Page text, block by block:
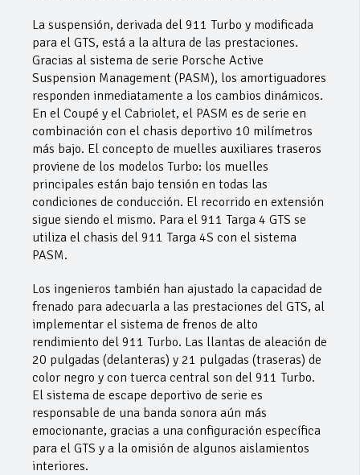
La suspensión, derivada del 911 Turbo y modificada
para el GTS, está a la altura de las prestaciones.
Gracias al sistema de serie Porsche Active
Suspension Management (PASM), los amortiguadores
responden inmediatamente a los cambios dinámicos.
En el Coupé y el Cabriolet, el PASM es de serie en
combinación con el chasis deportivo 10 milímetros
más bajo. El concepto de muelles auxiliares traseros
proviene de los modelos Turbo: los muelles
principales están bajo tensión en todas las
condiciones de conducción. El recorrido en extensión
sigue siendo el mismo. Para el 911 Targa 4 GTS se
utiliza el chasis del 911 Targa 4S con el sistema
PASM.
Los ingenieros también han ajustado la capacidad de
frenado para adecuarla a las prestaciones del GTS, al
implementar el sistema de frenos de alto
rendimiento del 911 Turbo. Las llantas de aleación de
20 pulgadas (delanteras) y 21 pulgadas (traseras) de
color negro y con tuerca central son del 911 Turbo.
El sistema de escape deportivo de serie es
responsable de una banda sonora aún más
emocionante, gracias a una configuración específica
para el GTS y a la omisión de algunos aislamientos
interiores.